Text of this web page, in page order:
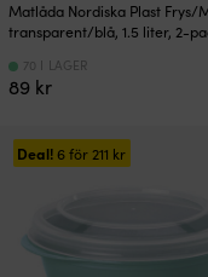
Matlåda Nordiska Plast Frys/
transparent/blå, 1.5 liter, 2-
89 kr
70 I LAGER
Deal! 6 för 211 kr